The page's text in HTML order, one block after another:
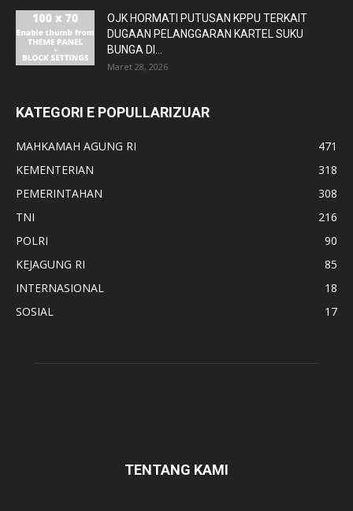
OJK HORMATI PUTUSAN KPPU TERKAIT
DUGAAN PELANGGARAN KARTEL SUKU
BUNGA DI...
Maret 28, 2026
KATEGORI E POPULLARIZUAR
MAHKAMAH AGUNG RI
471
KEMENTERIAN
318
PEMERINTAHAN
308
TNI
216
POLRI
90
KEJAGUNG RI
85
INTERNASIONAL
18
SOSIAL
17
TENTANG KAMI